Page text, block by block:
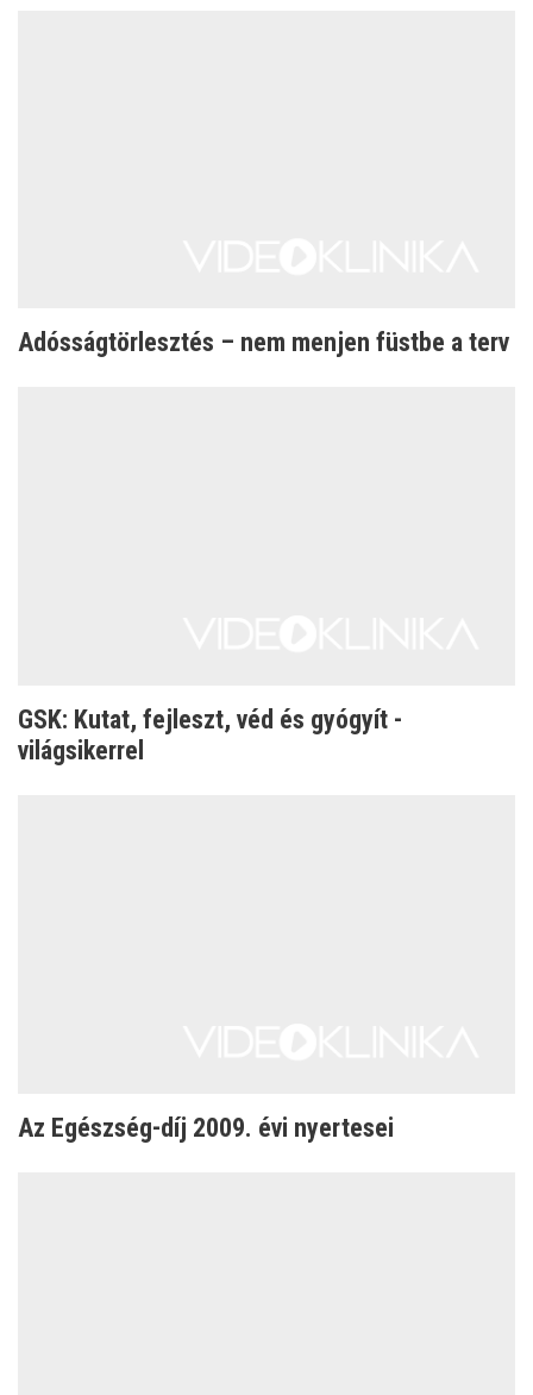
Adósságtörlesztés – nem menjen füstbe a terv
GSK: Kutat, fejleszt, véd és gyógyít -
világsikerrel
Az Egészség-díj 2009. évi nyertesei